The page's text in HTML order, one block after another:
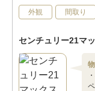
外観 間取り
センチュリー21マ